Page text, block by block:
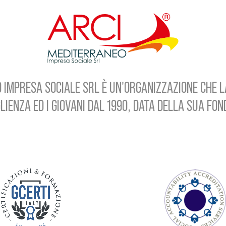
SOCIALE SRL È UN'ORGANIZZAZIONE CHE
ED I GIOVANI DAL 1990, DATA DELLA SUA